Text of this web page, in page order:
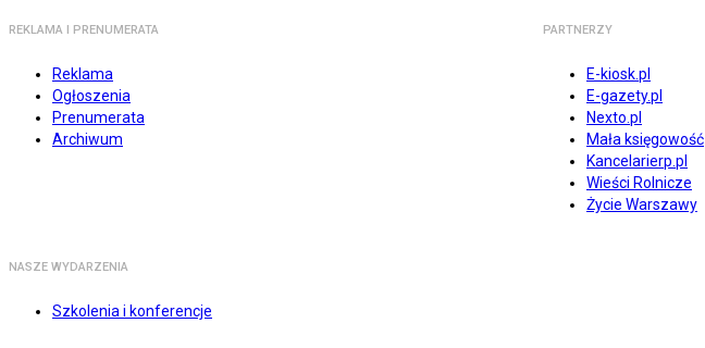
REKLAMA I PRENUMERATA
Reklama
Ogłoszenia
Prenumerata
Archiwum
PARTNERZY
E-kiosk.pl
E-gazety.pl
Nexto.pl
Mała księgowość
Kancelarierp.pl
Wieści Rolnicze
Życie Warszawy
NASZE WYDARZENIA
Szkolenia i konferencje